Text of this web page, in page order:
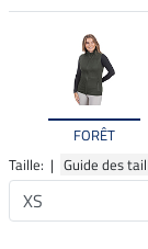
FORÊT
Taille: | Guide des